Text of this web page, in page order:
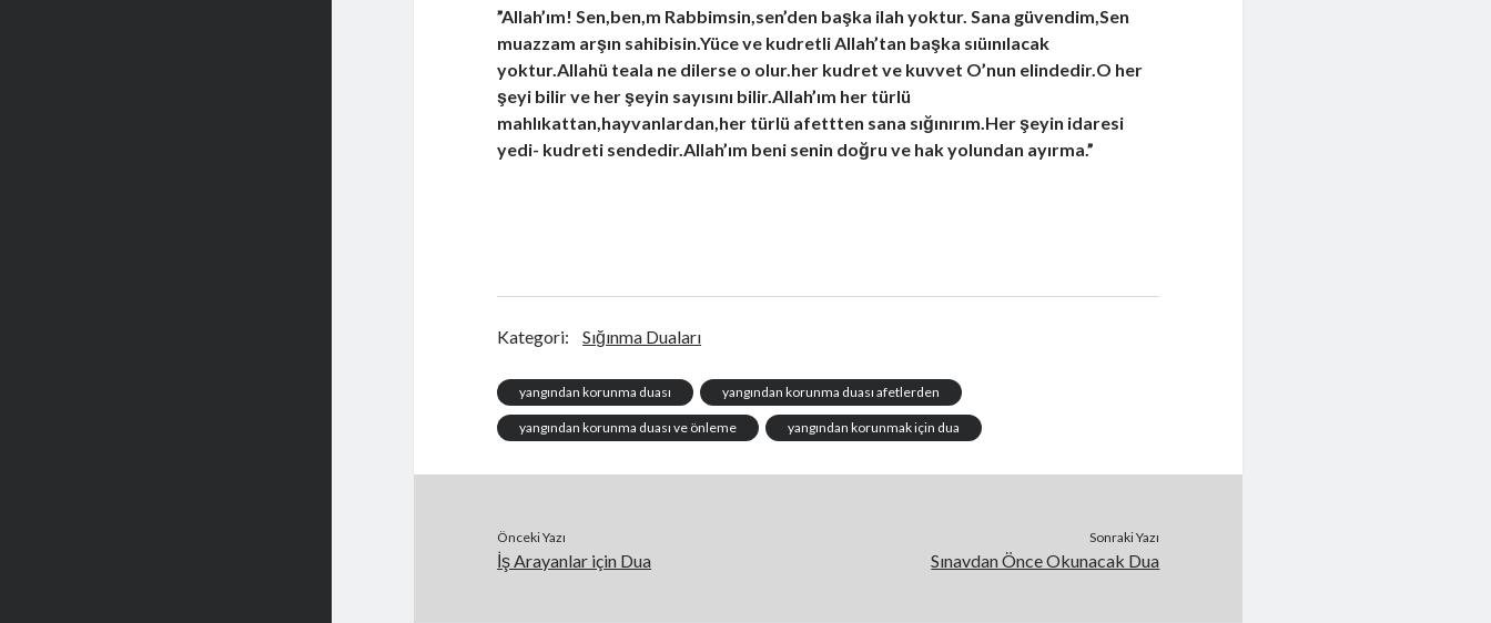
”Allah’ım! Sen,ben,m Rabbimsin,sen’den başka ilah yoktur. Sana güvendim,Sen
muazzam arşın sahibisin.Yüce ve kudretli Allah’tan başka sıüınılacak
yoktur.Allahü teala ne dilerse o olur.her kudret ve kuvvet O’nun elindedir.O her
şeyi bilir ve her şeyin sayısını bilir.Allah’ım her türlü
mahlıkattan,hayvanlardan,her türlü afettten sana sığınırım.Her şeyin idaresi
yedi- kudreti sendedir.Allah’ım beni senin doğru ve hak yolundan ayırma.”
Kategori: Sığınma Duaları
yangından korunma duası yangından korunma duası afetlerden
yangından korunma duası ve önleme yangından korunmak için dua
Önceki Yazı
İş Arayanlar için Dua
Sonraki Yazı
Sınavdan Önce Okunacak Dua